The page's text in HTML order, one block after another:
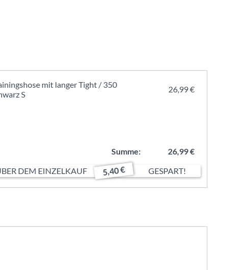
mit langer Tight / 350
S
26,99 €
Summe:
26,99 €
DEM EINZELKAUF
5,40 € GESPART!